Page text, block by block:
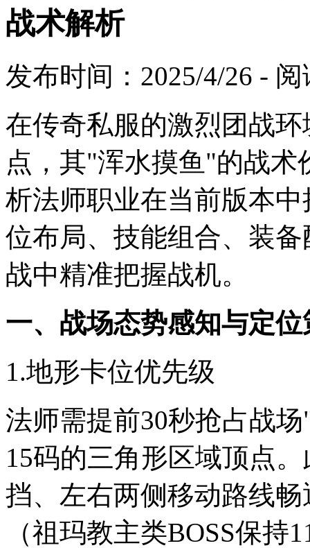
战术解析
发布时间：2025/4/26 -
在传奇私服的激烈团战
点，其"浑水摸鱼"的战
析法师职业在当前版本
位布局、技能组合、装
战中精准把握战机。
一、战场态势感知与定位
1.地形卡位优先级
法师需提前30秒抢占战
15码的三角形区域顶点
挡、左右两侧移动路线
（祖玛教主类BOSS保